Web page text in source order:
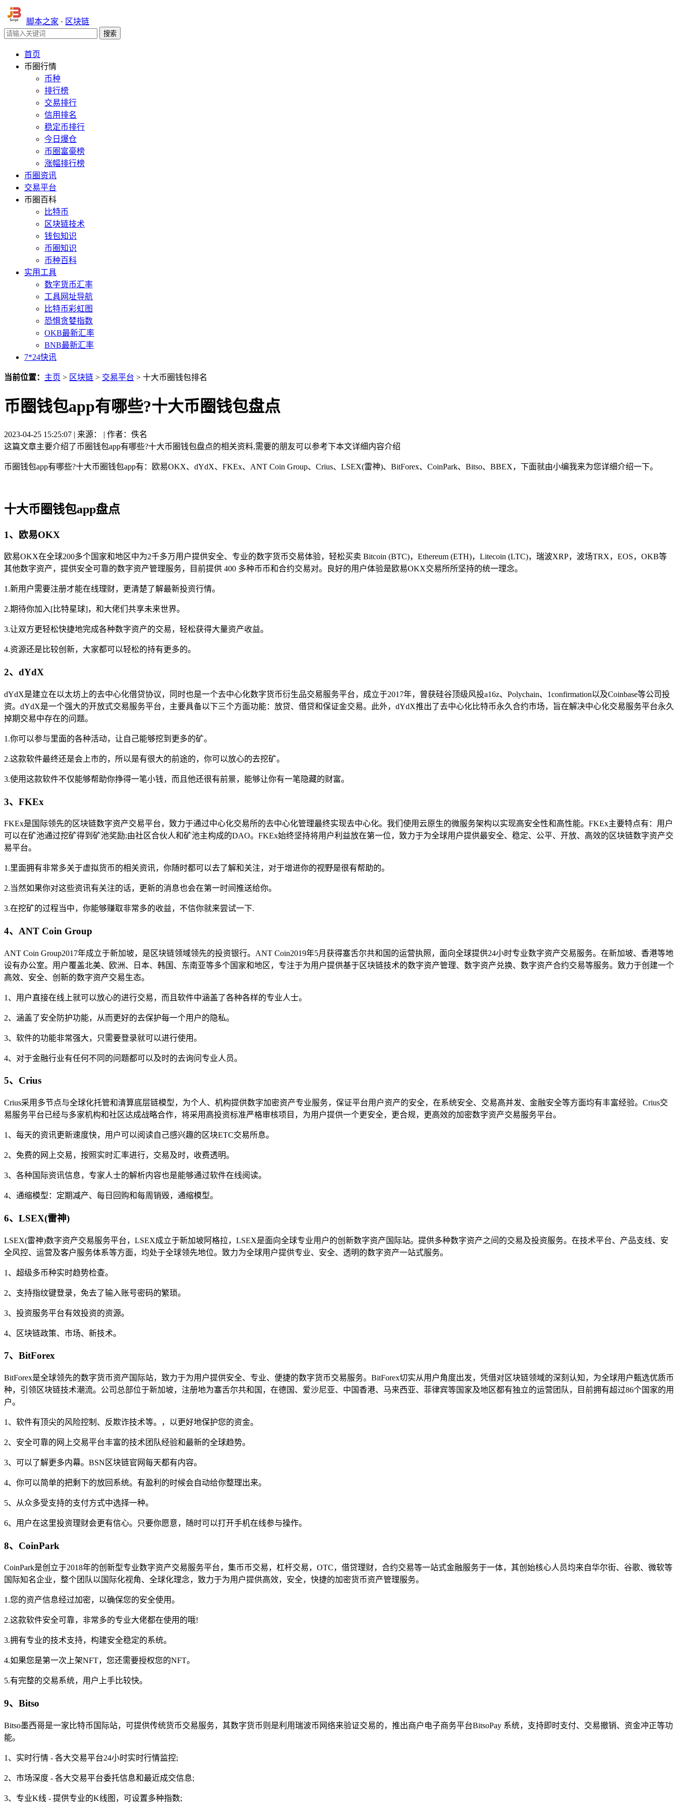
脚本之家 · 区块链
首页
币圈行情
币种
排行榜
交易排行
信用排名
稳定币排行
今日爆仓
币圈富豪榜
涨幅排行榜
币圈资讯
交易平台
币圈百科
比特币
区块链技术
钱包知识
币圈知识
币种百科
实用工具
数字货币汇率
工具网址导航
比特币彩虹图
恐惧贪婪指数
OKB最新汇率
BNB最新汇率
7*24快讯
当前位置： 主页 > 区块链 > 交易平台 > 十大币圈钱包排名
币圈钱包app有哪些?十大币圈钱包盘点
2023-04-25 15:25:07 | 来源： | 作者：佚名
这篇文章主要介绍了币圈钱包app有哪些?十大币圈钱包盘点的相关资料,需要的朋友可以参考下本文详细内容介绍
币圈钱包app有哪些?十大币圈钱包app有：欧易OKX、dYdX、FKEx、ANT Coin Group、Crius、LSEX(雷神)、BitForex、CoinPark、Bitso、BBEX，下面就由小编我来为您详细介绍一下。
十大币圈钱包app盘点
1、欧易OKX
欧易OKX在全球200多个国家和地区中为2千多万用户提供安全、专业的数字货币交易体验，轻松买卖 Bitcoin (BTC)，Ethereum (ETH)，Litecoin (LTC)，瑞波XRP，波场TRX，EOS，OKB等
其他数字资产，提供安全可靠的数字资产管理服务，目前提供 400 多种币币和合约交易对。良好的用户体验是欧易OKX交易所所坚持的统一理念。
1.新用户需要注册才能在线理财，更清楚了解最新投资行情。
2.期待你加入[比特星球]，和大佬们共享未来世界。
3.让双方更轻松快捷地完成各种数字资产的交易，轻松获得大量资产收益。
4.资源还是比较创新，大家都可以轻松的持有更多的。
2、dYdX
dYdX是建立在以太坊上的去中心化借贷协议，同时也是一个去中心化数字货币衍生品交易服务平台，成立于2017年，曾获硅谷顶级风投a16z、Polychain、1confirmation以及Coinbase等公司投
资。dYdX是一个强大的开放式交易服务平台，主要具备以下三个方面功能：放贷、借贷和保证金交易。此外，dYdX推出了去中心化比特币永久合约市场，旨在解决中心化交易服务平台永久
掉期交易中存在的问题。
1.你可以参与里面的各种活动，让自己能够挖到更多的矿。
2.这款软件最终还是会上市的，所以是有很大的前途的，你可以放心的去挖矿。
3.使用这款软件不仅能够帮助你挣得一笔小钱，而且他还很有前景，能够让你有一笔隐藏的财富。
3、FKEx
FKEx是国际领先的区块链数字资产交易平台，致力于通过中心化交易所的去中心化管理最终实现去中心化。我们使用云原生的微服务架构以实现高安全性和高性能。FKEx主要特点有：用户
可以在矿池通过挖矿得到矿池奖励;由社区合伙人和矿池主构成的DAO。FKEx始终坚持将用户利益放在第一位，致力于为全球用户提供最安全、稳定、公平、开放、高效的区块链数字资产交
易平台。
1.里面拥有非常多关于虚拟货币的相关资讯，你随时都可以去了解和关注，对于增进你的视野是很有帮助的。
2.当然如果你对这些资讯有关注的话，更新的消息也会在第一时间推送给你。
3.在挖矿的过程当中，你能够赚取非常多的收益，不信你就来尝试一下.
4、ANT Coin Group
ANT Coin Group2017年成立于新加坡，是区块链领域领先的投资银行。ANT Coin2019年5月获得塞舌尔共和国的运营执照，面向全球提供24小时专业数字资产交易服务。在新加坡、香港等地
设有办公室。用户覆盖北美、欧洲、日本、韩国、东南亚等多个国家和地区，专注于为用户提供基于区块链技术的数字资产管理、数字资产兑换、数字资产合约交易等服务。致力于创建一个
高效、安全、创新的数字资产交易生态。
1、用户直接在线上就可以放心的进行交易，而且软件中涵盖了各种各样的专业人士。
2、涵盖了安全防护功能，从而更好的去保护每一个用户的隐私。
3、软件的功能非常强大，只需要登录就可以进行使用。
4、对于金融行业有任何不同的问题都可以及时的去询问专业人员。
5、Crius
Crius采用多节点与全球化托管和清算底层链模型，为个人、机构提供数字加密资产专业服务，保证平台用户资产的安全，在系统安全、交易高并发、金融安全等方面均有丰富经验。Crius交
易服务平台已经与多家机构和社区达成战略合作，将采用高投资标准严格审核项目，为用户提供一个更安全，更合规，更高效的加密数字资产交易服务平台。
1、每天的资讯更新速度快，用户可以阅读自己感兴趣的区块ETC交易所息。
2、免费的网上交易，按照实时汇率进行，交易及时，收费透明。
3、各种国际资讯信息，专家人士的解析内容也是能够通过软件在线阅读。
4、通缩模型：定期减产、每日回购和每周销毁，通缩模型。
6、LSEX(雷神)
LSEX(雷神)数字资产交易服务平台，LSEX成立于新加坡阿格拉，LSEX是面向全球专业用户的创新数字资产国际站。提供多种数字资产之间的交易及投资服务。在技术平台、产品支线、安
全风控、运营及客户服务体系等方面，均处于全球领先地位。致力为全球用户提供专业、安全、透明的数字资产一站式服务。
1、超级多币种实时趋势检查。
2、支持指纹键登录，免去了输入账号密码的繁琐。
3、投资服务平台有效投资的资源。
4、区块链政策、市场、新技术。
7、BitForex
BitForex是全球领先的数字货币资产国际站，致力于为用户提供安全、专业、便捷的数字货币交易服务。BitForex切实从用户角度出发，凭借对区块链领域的深刻认知，为全球用户甄选优质币
种，引领区块链技术潮流。公司总部位于新加坡，注册地为塞舌尔共和国，在德国、爱沙尼亚、中国香港、马来西亚、菲律宾等国家及地区都有独立的运营团队，目前拥有超过86个国家的用
户。
1、软件有顶尖的风险控制、反欺诈技术等。，以更好地保护您的资金。
2、安全可靠的网上交易平台丰富的技术团队经验和最新的全球趋势。
3、可以了解更多内幕。BSN区块链官网每天都有内容。
4、你可以简单的把剩下的放回系统。有盈利的时候会自动给你整理出来。
5、从众多受支持的支付方式中选择一种。
6、用户在这里投资理财会更有信心。只要你愿意，随时可以打开手机在线参与操作。
8、CoinPark
CoinPark是创立于2018年的创新型专业数字资产交易服务平台，集币币交易，杠杆交易，OTC，借贷理财，合约交易等一站式金融服务于一体，其创始核心人员均来自华尔街、谷歌、微软等
国际知名企业，整个团队以国际化视角、全球化理念，致力于为用户提供高效，安全，快捷的加密货币资产管理服务。
1.您的资产信息经过加密，以确保您的安全使用。
2.这款软件安全可靠，非常多的专业大佬都在使用的哦!
3.拥有专业的技术支持，构建安全稳定的系统。
4.如果您是第一次上架NFT，您还需要授权您的NFT。
5.有完整的交易系统，用户上手比较快。
9、Bitso
Bitso墨西哥是一家比特币国际站，可提供传统货币交易服务，其数字货币则是利用瑞波币网络来验证交易的，推出商户电子商务平台BitsoPay 系统，支持即时支付、交易撤销、资金冲正等功
能。
1、实时行情 - 各大交易平台24小时实时行情监控;
2、市场深度 - 各大交易平台委托信息和最近成交信息;
3、专业K线 - 提供专业的K线图，可设置多种指数;